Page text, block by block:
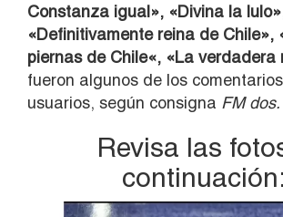
Constanza igual», «Divina la
«Definitivamente reina de Chile»,
piernas de Chile«, «La verdadera
fueron algunos de los
usuarios, según consigna FM dos.
Revisa las
continuación: